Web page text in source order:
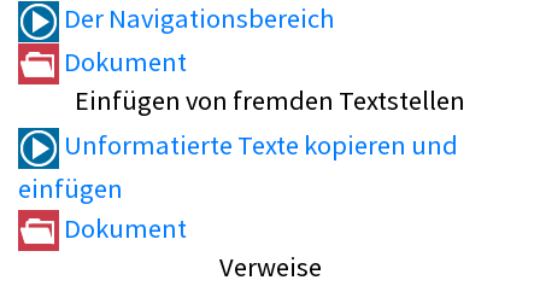
Der Navigationsbereich
Dokument
Einfügen von fremden Textstellen
Unformatierte Texte kopieren und
einfügen
Dokument
Verweise